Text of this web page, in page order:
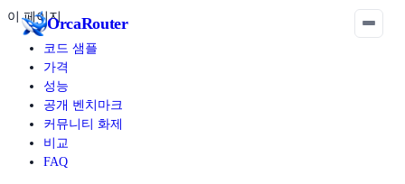
OrcaRouter
이 페이지
코드 샘플
가격
성능
공개 벤치마크
커뮤니티 화제
비교
FAQ